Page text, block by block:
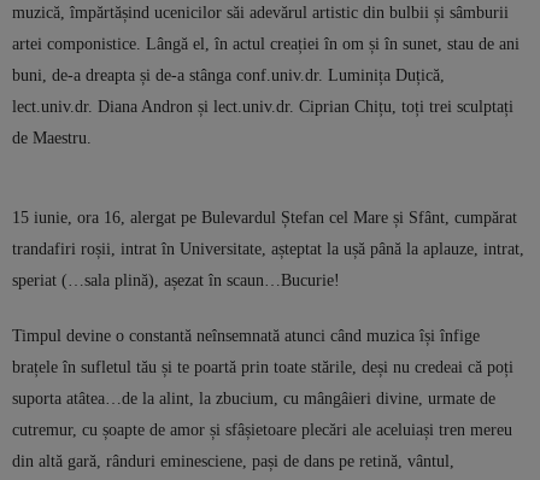
muzică, împărtășind ucenicilor săi adevărul artistic din bulbii și sâmburii
artei componistice. Lângă el, în actul creației în om și în sunet, stau de ani
buni, de-a dreapta și de-a stânga conf.univ.dr. Luminița Duțică,
lect.univ.dr. Diana Andron și lect.univ.dr. Ciprian Chițu, toți trei sculptați
de Maestru.
15 iunie, ora 16, alergat pe Bulevardul Ștefan cel Mare și Sfânt, cumpărat
trandafiri roșii, intrat în Universitate, așteptat la ușă până la aplauze, intrat,
speriat (…sala plină), așezat în scaun…Bucurie!
Timpul devine o constantă neînsemnată atunci când muzica își înfige
brațele în sufletul tău și te poartă prin toate stările, deși nu credeai că poți
suporta atâtea…de la alint, la zbucium, cu mângâieri divine, urmate de
cutremur, cu șoapte de amor și sfâșietoare plecări ale aceluiași tren mereu
din altă gară, rânduri eminesciene, pași de dans pe retină, vântul,